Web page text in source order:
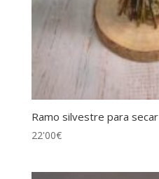
Ramo silvestre para secar
22'00€